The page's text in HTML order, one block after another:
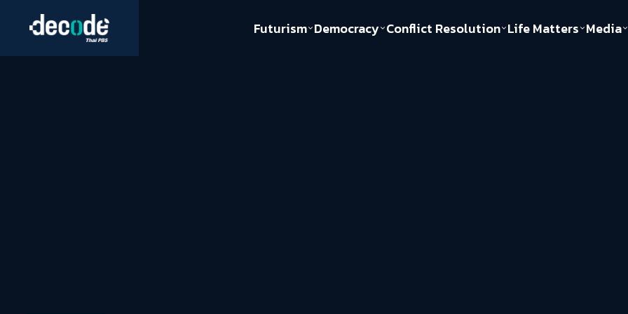
Futurism Democracy Conflict Resolution Life Matters Media